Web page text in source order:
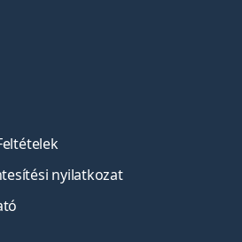
nyilatkozat